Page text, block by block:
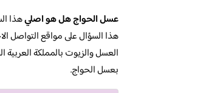
عسل الحواج هل هو اصليهذا
هذا السؤال على مواقع التواصل
العسل والزيوت بالمملكة
بعسل الحواج.